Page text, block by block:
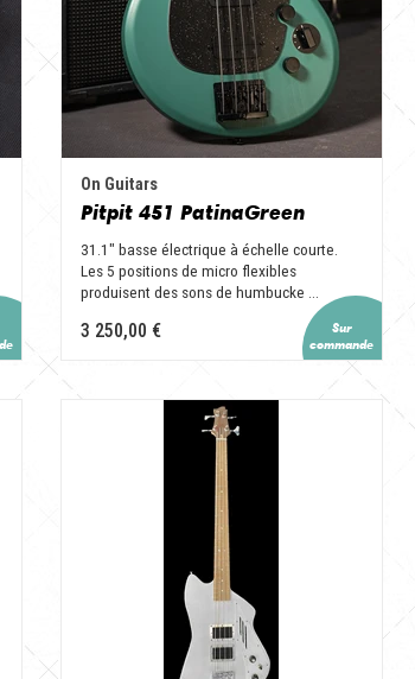
On Guitars
Pitpit 451 PatinaGreen
31.1" basse électrique à échelle courte.
Les 5 positions de micro flexibles
produisent des sons de humbucke ...
3 250,00 €